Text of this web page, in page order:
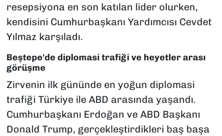
resepsiyona en son katılan lider olurken,
kendisini Cumhurbaşkanı Yardımcısı Cevdet
Yılmaz karşıladı.
Beştepe'de diplomasi trafiği ve heyetler arası
görüşme
Zirvenin ilk gününde en yoğun diplomasi
trafiği Türkiye ile ABD arasında yaşandı.
Cumhurbaşkanı Erdoğan ve ABD Başkanı
Donald Trump, gerçekleştirdikleri baş başa